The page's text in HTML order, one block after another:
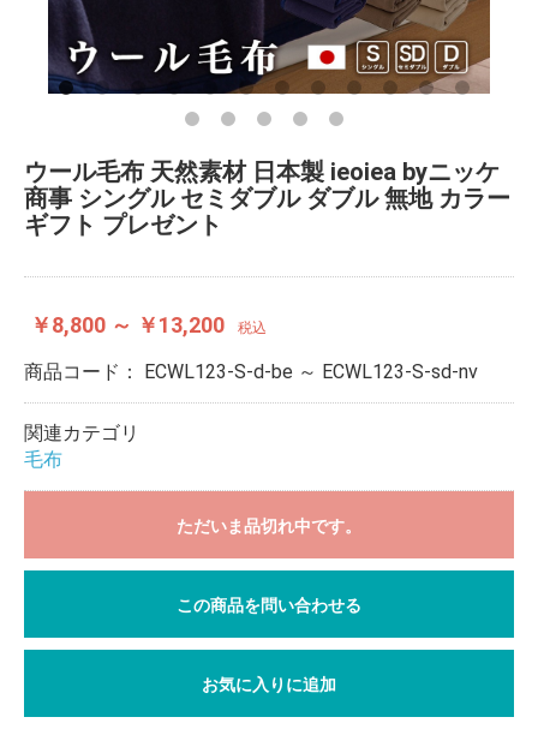
ウール毛布 天然素材 日本製 ieoiea byニッケ
商事 シングル セミダブル ダブル 無地 カラー
ギフト プレゼント
￥8,800 ～ ￥13,200 税込
商品コード： ECWL123-S-d-be ～ ECWL123-S-sd-nv
関連カテゴリ
毛布
ただいま品切れ中です。
この商品を問い合わせる
お気に入りに追加